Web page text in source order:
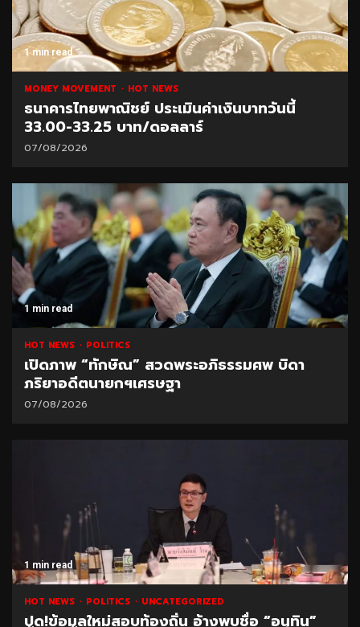
1 min read
MONEY MOVEMENT HOT NEWS
ธนาคารไทยพาณิชย์ ประเมินค่าเงินบาทวันนี้
33.00-33.25 บาท/ดอลลาร์
07/08/2026
1 min read
HOT NEWS POLITICS
เปิดภาพ “ทักษิณ” สวดพระอภิธรรมศพ บิดา
ภริยาอดีตนายกฯเศรษฐา
07/08/2026
1 min read
HOT NEWS POLITICS UNCATEGORIZED
ปูด!ข้อมูลใหม่สอบท้องถิ่น อ้างพบชื่อ “อนุทิน”